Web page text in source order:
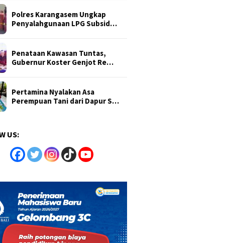
Polres Karangasem Ungkap
Penyalahgunaan LPG Subsid…
Penataan Kawasan Tuntas,
Gubernur Koster Genjot Re…
Pertamina Nyalakan Asa
Perempuan Tani dari Dapur S…
US: